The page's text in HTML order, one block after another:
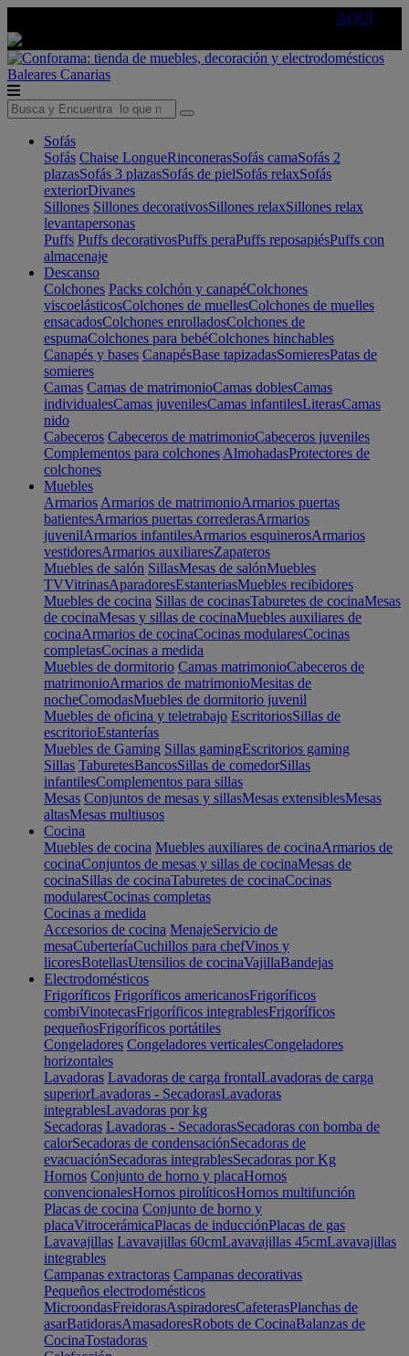
AQUÍ
Baleares Canarias
Sofás
Sofás Chaise LongueRinconerasSofás camaSofás 2
plazasSofás 3 plazasSofás de pielSofás relaxSofás
exteriorDivanes
Sillones Sillones decorativosSillones relaxSillones relax
levantapersonas
Puffs Puffs decorativosPuffs peraPuffs reposapiésPuffs con
almacenaje
Descanso
Colchones Packs colchón y canapéColchones
viscoelásticosColchones de muellesColchones de muelles
ensacadosColchones enrolladosColchones de
espumaColchones para bebéColchones hinchables
Canapés y bases CanapésBase tapizadasSomieresPatas de
somieres
Camas Camas de matrimonioCamas doblesCamas
individualesCamas juvenilesCamas infantilesLiterasCamas
nido
Cabeceros Cabeceros de matrimonioCabeceros juveniles
Complementos para colchones AlmohadasProtectores de
colchones
Muebles
Armarios Armarios de matrimonioArmarios puertas
batientesArmarios puertas correderasArmarios
juvenilArmarios infantilesArmarios esquinerosArmarios
vestidoresArmarios auxiliaresZapateros
Muebles de salón SillasMesas de salónMuebles
TVVitrinasAparadoresEstanteriasMuebles recibidores
Muebles de cocina Sillas de cocinasTaburetes de cocinaMesas
de cocinaMesas y sillas de cocinaMuebles auxiliares de
cocinaArmarios de cocinaCocinas modularesCocinas
completasCocinas a medida
Muebles de dormitorio Camas matrimonioCabeceros de
matrimonioArmarios de matrimonioMesitas de
nocheComodasMuebles de dormitorio juvenil
Muebles de oficina y teletrabajo EscritoriosSillas de
escritorioEstanterías
Muebles de Gaming Sillas gamingEscritorios gaming
Sillas TaburetesBancosSillas de comedorSillas
infantilesComplementos para sillas
Mesas Conjuntos de mesas y sillasMesas extensiblesMesas
altasMesas multiusos
Cocina
Muebles de cocina Muebles auxiliares de cocinaArmarios de
cocinaConjuntos de mesas y sillas de cocinaMesas de
cocinaSillas de cocinaTaburetes de cocinaCocinas
modularesCocinas completas
Cocinas a medida
Accesorios de cocina MenajeServicio de
mesaCuberteríaCuchillos para chefVinos y
licoresBotellasUtensilios de cocinaVajillaBandejas
Electrodomésticos
Frigoríficos Frigoríficos americanosFrigoríficos
combiVinotecasFrigoríficos integrablesFrigoríficos
pequeñosFrigoríficos portátiles
Congeladores Congeladores verticalesCongeladores
horizontales
Lavadoras Lavadoras de carga frontalLavadoras de carga
superiorLavadoras - SecadorasLavadoras
integrablesLavadoras por kg
Secadoras Lavadoras - SecadorasSecadoras con bomba de
calorSecadoras de condensaciónSecadoras de
evacuaciónSecadoras integrablesSecadoras por Kg
Hornos Conjunto de horno y placaHornos
convencionalesHornos pirolíticosHornos multifunción
Placas de cocina Conjunto de horno y
placaVitrocerámicaPlacas de inducciónPlacas de gas
Lavavajillas Lavavajillas 60cmLavavajillas 45cmLavavajillas
integrables
Campanas extractoras Campanas decorativas
Pequeños electrodomésticos
MicroondasFreidorasAspiradoresCafeterasPlanchas de
asarBatidorasAmasadoresRobots de CocinaBalanzas de
CocinaTostadoras